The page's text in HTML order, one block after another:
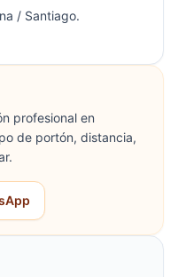
/ Santiago.
profesional en
de portón, distancia,